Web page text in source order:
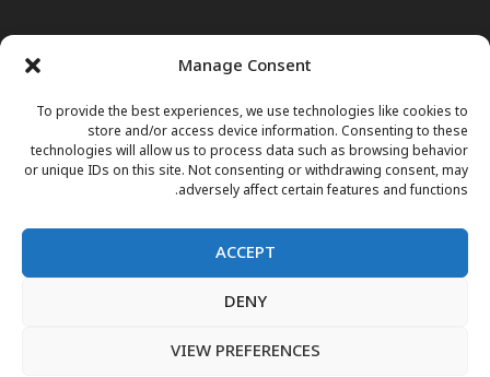
Manage Consent
To provide the best experiences, we use technologies like cookies to
store and/or access device information. Consenting to these
technologies will allow us to process data such as browsing behavior
or unique IDs on this site. Not consenting or withdrawing consent, may
adversely affect certain features and functions.
ACCEPT
DENY
VIEW PREFERENCES
نور وجوهات داکتر مریم
اعلانات فوتی مقالات فارسی English